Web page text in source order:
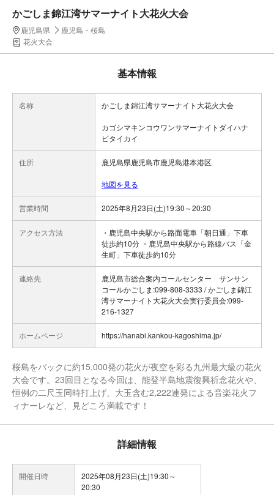
かごしま錦江湾サマーナイト大花火大会
鹿児島県
鹿児島・桜島
花火大会
基本情報
名称 かごしま錦江湾サマーナイト大花火大会
カゴシマキンコウワンサマーナイトダイハナ
ビタイカイ
住所 鹿児島県鹿児島市鹿児島港本港区
地図を見る
営業時間 2025年8月23日(土)19:30～20:30
アクセス方法
・鹿児島中央駅から路面電車「朝日通」下車
徒歩約10分 ・鹿児島中央駅から路線バス「金
生町」下車徒歩約10分
連絡先
鹿児島市総合案内コールセンター サンサン
コールかごしま:099-808-3333 / かごしま錦江
湾サマーナイト大花火大会実行委員会:099-
216-1327
ホームページ https://hanabi.kankou-kagoshima.jp/
桜島をバックに約15,000発の花火が夜空を彩る九州最大級の花火
大会です。23回目となる今回は、能登半島地震復興祈念花火や、
恒例の二尺玉同時打上げ、大玉含む2,222連発による音楽花火フ
ィナーレなど、見どころ満載です！
詳細情報
開催日時
2025年08月23日(土)19:30～
20:30